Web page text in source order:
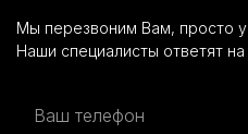
Мы перезвоним Вам, просто
Наши специалисты ответят